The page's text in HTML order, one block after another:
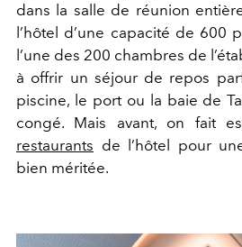
dans la salle de réunion
l’hôtel d’une capacité de 600
l’une des 200 chambres de
à offrir un séjour de repos
piscine, le port ou la baie de
congé. Mais avant, on fait
restaurants de l’hôtel pour
bien méritée.